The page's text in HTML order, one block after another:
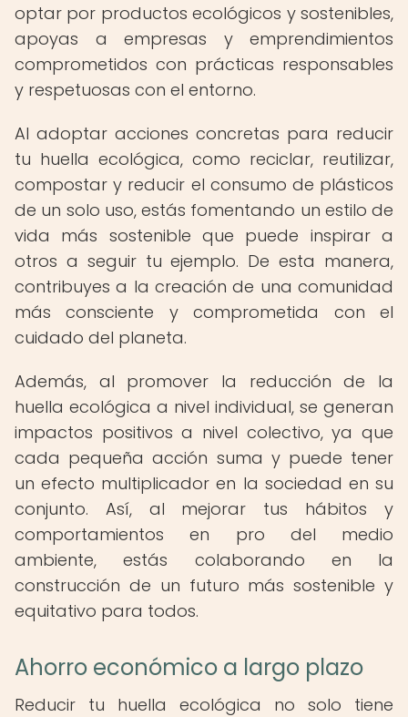
optar por productos ecológicos y sostenibles,
apoyas a empresas y emprendimientos
comprometidos con prácticas responsables
y respetuosas con el entorno.
Al adoptar acciones concretas para reducir
tu huella ecológica, como reciclar, reutilizar,
compostar y reducir el consumo de plásticos
de un solo uso, estás fomentando un estilo de
vida más sostenible que puede inspirar a
otros a seguir tu ejemplo. De esta manera,
contribuyes a la creación de una comunidad
más consciente y comprometida con el
cuidado del planeta.
Además, al promover la reducción de la
huella ecológica a nivel individual, se generan
impactos positivos a nivel colectivo, ya que
cada pequeña acción suma y puede tener
un efecto multiplicador en la sociedad en su
conjunto. Así, al mejorar tus hábitos y
comportamientos en pro del medio
ambiente, estás colaborando en la
construcción de un futuro más sostenible y
equitativo para todos.
Ahorro económico a largo plazo
Reducir tu huella ecológica no solo tiene